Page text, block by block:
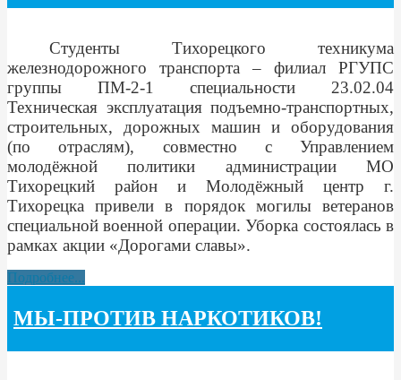
Студенты Тихорецкого техникума
железнодорожного транспорта – филиал РГУПС
группы ПМ-2-1 специальности 23.02.04
Техническая эксплуатация подъемно-транспортных,
строительных, дорожных машин и оборудования
(по отраслям), совместно с Управлением
молодёжной политики администрации МО
Тихорецкий район и Молодёжный центр г.
Тихорецка привели в порядок могилы ветеранов
специальной военной операции. Уборка состоялась в
рамках акции «Дорогами славы».
Подробнее...
МЫ-ПРОТИВ НАРКОТИКОВ!